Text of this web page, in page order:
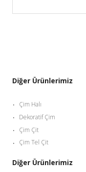
Diğer Ürünlerimiz
Çim Halı
Dekoratif Çim
Çim Çit
Çim Tel Çit
Diğer Ürünlerimiz